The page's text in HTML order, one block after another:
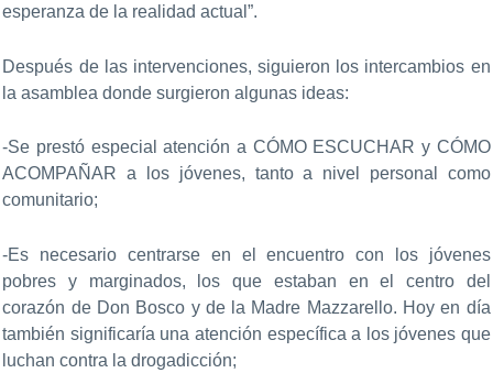
esperanza de la realidad actual”.
Después de las intervenciones, siguieron los intercambios en
la asamblea donde surgieron algunas ideas:
-Se prestó especial atención a CÓMO ESCUCHAR y CÓMO
ACOMPAÑAR a los jóvenes, tanto a nivel personal como
comunitario;
-Es necesario centrarse en el encuentro con los jóvenes
pobres y marginados, los que estaban en el centro del
corazón de Don Bosco y de la Madre Mazzarello. Hoy en día
también significaría una atención específica a los jóvenes que
luchan contra la drogadicción;